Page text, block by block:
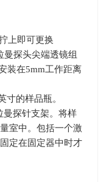
上即可更换
曼探头尖端透镜组
装在5mm工作距离
寸的样品瓶。
曼探针支架。将样
室中。包括一个激
定在固定器中时才